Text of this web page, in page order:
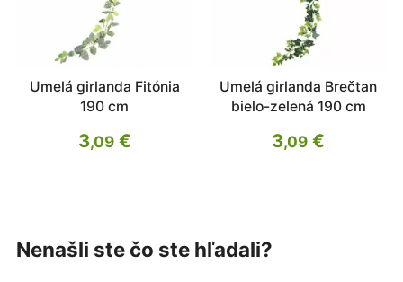
Umelá girlanda Fitónia
190 cm
3,09€
Umelá girlanda Brečtan
bielo-zelená 190 cm
3,09 €
Nenašli ste čo ste hľadali?